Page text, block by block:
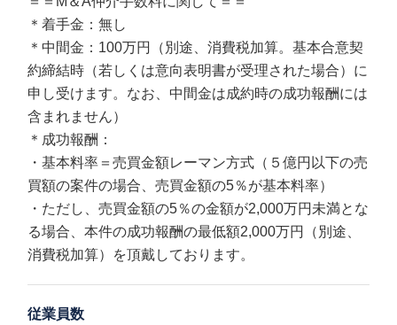
＊着手金：無し
＊中間金：100万円（別途、消費税加算。基本合意契
約締結時（若しくは意向表明書が受理された場合）に
申し受けます。なお、中間金は成約時の成功報酬には
含まれません）
＊成功報酬：
・基本料率＝売買金額レーマン方式（５億円以下の売
買額の案件の場合、売買金額の5％が基本料率）
・ただし、売買金額の5％の金額が2,000万円未満とな
る場合、本件の成功報酬の最低額2,000万円（別途、
消費税加算）を頂戴しております。
従業員数